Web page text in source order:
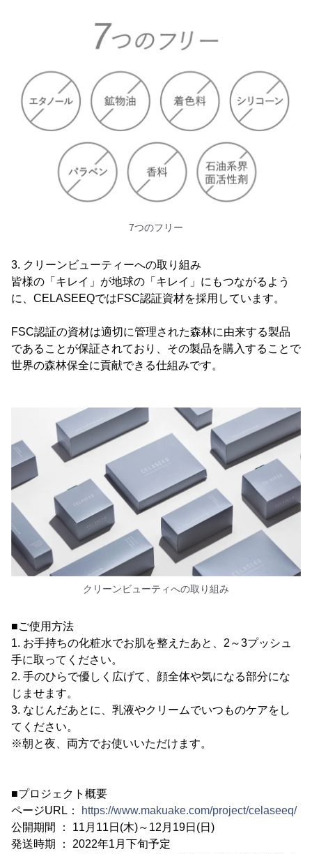
7つのフリー
3. クリーンビューティーへの取り組み
皆様の「キレイ」が地球の「キレイ」にもつながるよう
に、CELASEEQではFSC認証資材を採用しています。
FSC認証の資材は適切に管理された森林に由来する製品
であることが保証されており、その製品を購入することで
世界の森林保全に貢献できる仕組みです。
クリーンビューティへの取り組み
■ご使用方法
1. お手持ちの化粧水でお肌を整えたあと、2～3プッシュ
手に取ってください。
2. 手のひらで優しく広げて、顔全体や気になる部分にな
じませます。
3. なじんだあとに、乳液やクリームでいつものケアをし
てください。
※朝と夜、両方でお使いいただけます。
■プロジェクト概要
ページURL：
https://www.makuake.com/project/celaseeq/
公開期間 ： 11月11日(木)～12月19日(日)
発送時期 ： 2022年1月下旬予定